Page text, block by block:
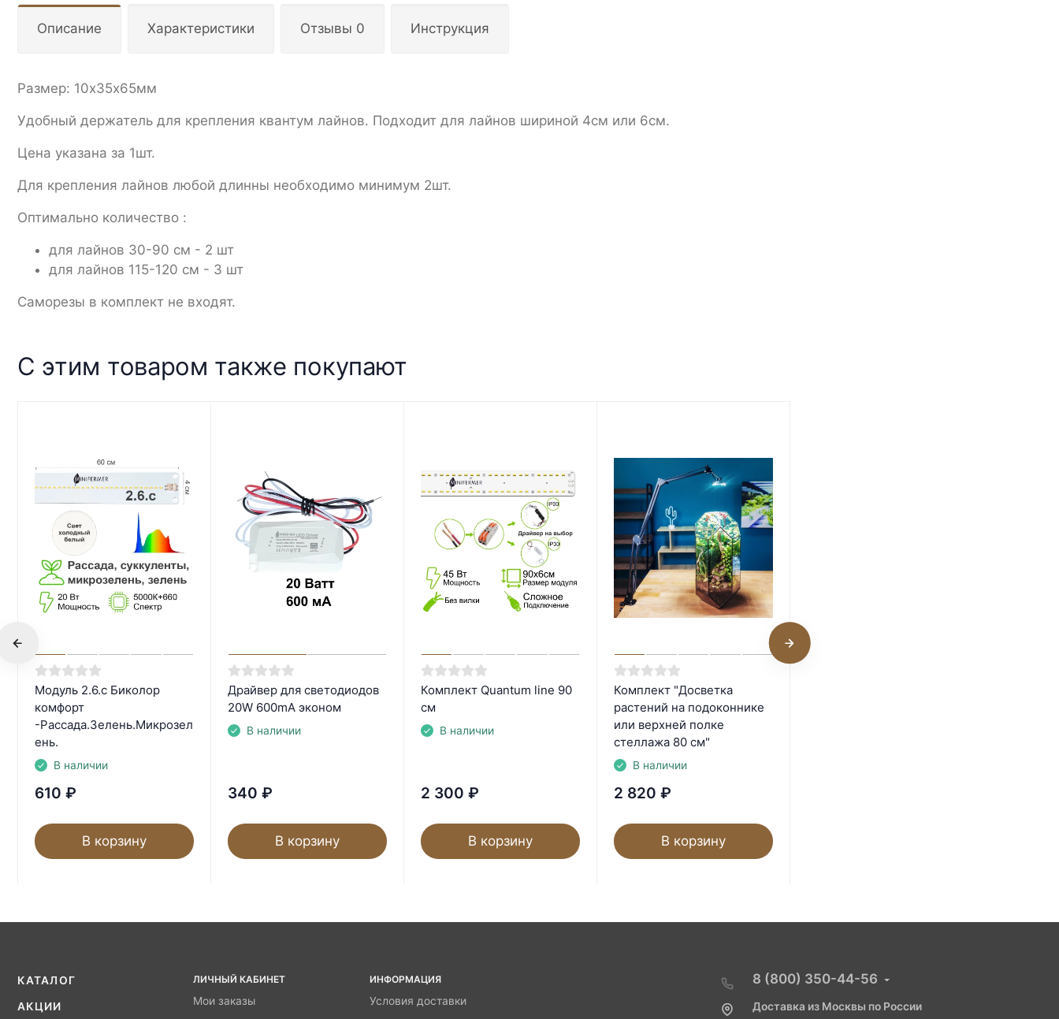
Описание Характеристики Отзывы 0 Инструкция
Размер: 10х35х65мм
Удобный держатель для крепления квантум лайнов. Подходит для лайнов шириной 4см или 6см.
Цена указана за 1шт.
Для крепления лайнов любой длинны необходимо минимум 2шт.
Оптимально количество :
для лайнов 30-90 см - 2 шт
для лайнов 115-120 см - 3 шт
Саморезы в комплект не входят.
С этим товаром также покупают
Модуль 2.6.c Биколор
комфорт
-Рассада.Зелень.Микрозел
ень.
В наличии
610 ₽
В корзину
Драйвер для светодиодов
20W 600mA эконом
В наличии
340 ₽
В корзину
Комплект Quantum line 90
см
В наличии
2 300 ₽
В корзину
Комплект "Досветка
растений на подоконнике
или верхней полке
стеллажа 80 см"
В наличии
2 820 ₽
В корзину
КАТАЛОГ
АКЦИИ
ЛИЧНЫЙ КАБИНЕТ
Мои заказы
ИНФОРМАЦИЯ
Условия доставки
8 (800) 350-44-56
Доставка из Москвы по России